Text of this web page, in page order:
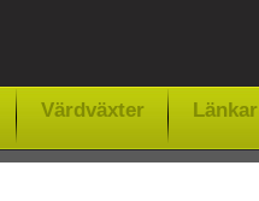
Värdväxter Länkar